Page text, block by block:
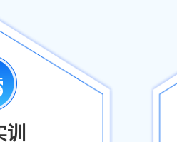
训